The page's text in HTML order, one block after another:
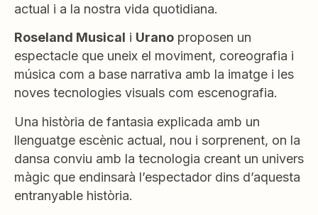
actual i a la nostra vida quotidiana.
Roseland Musical i Urano proposen un
espectacle que uneix el moviment, coreografia i
música com a base narrativa amb la imatge i les
noves tecnologies visuals com escenografia.
Una història de fantasia explicada amb un
llenguatge escènic actual, nou i sorprenent, on la
dansa conviu amb la tecnologia creant un univers
màgic que endinsarà l’espectador dins d’aquesta
entranyable història.